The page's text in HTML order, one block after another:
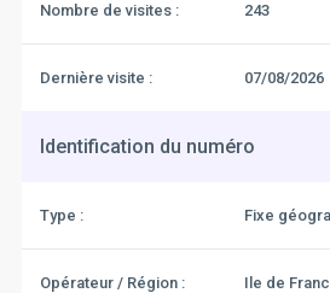
Nombre de visites : 243
Dernière visite : 07/08/2026
Identification du numéro
Type : Fixe
Opérateur / Région : Ile de